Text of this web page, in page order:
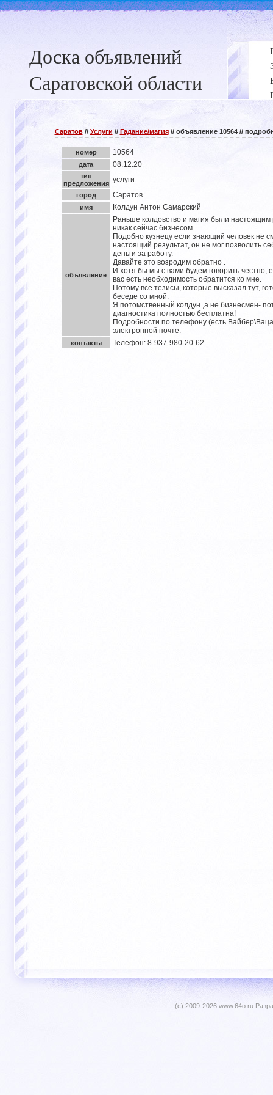
Доска объявлений
Саратовской области
Саратов// Услуги // Гадание/магия// объявление 10564 //
номер 10564
дата 08.12.20
тип
предложения услуги
город Саратов
имя Колдун Антон Самарский
объявление
Раньше колдовство и магия были
никак сейчас бизнесом .
Подобно кузнецу если знающий человек не
настоящий результат, он не мог позволить
деньги за работу.
Давайте это возродим обратно .
И хотя бы мы с вами будем говорить честно,
вас есть необходимость обратится ко мне.
Потому все тезисы, которые высказал тут,
беседе со мной.
Я потомственный колдун ,а не бизнесмен-
диагностика полностью бесплатна!
Подробности по телефону (есть
электронной почте.
контакты Телефон: 8-937-980-20-62
(c) 2009-2026 www.64o.ru